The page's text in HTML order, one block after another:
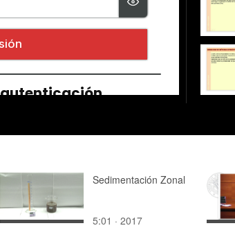
Sedimentación Zonal
5:01 · 2017